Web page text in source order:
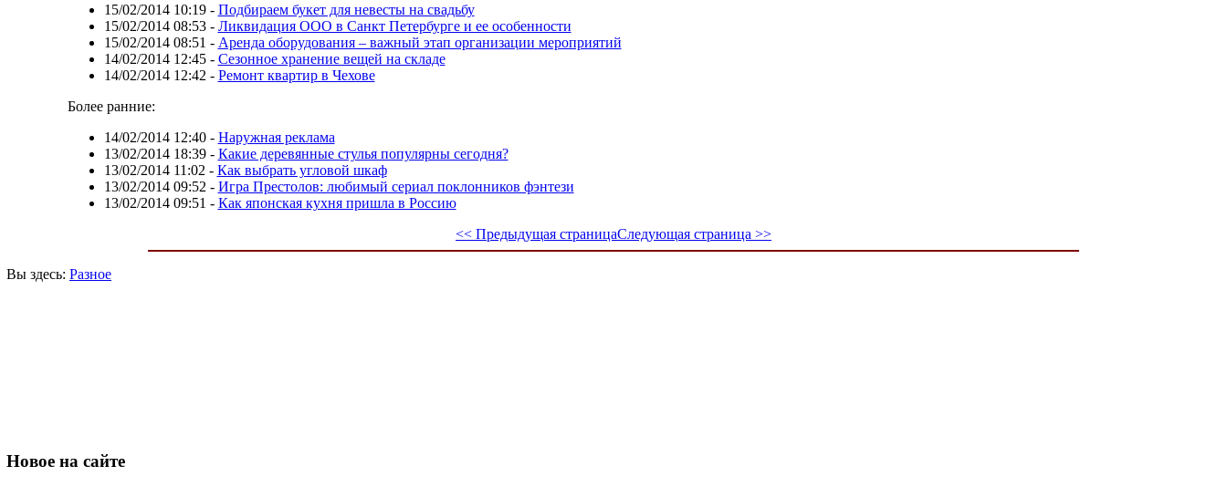
15/02/2014 10:19- Подбираем букет для невесты на свадьбу
15/02/2014 08:53- Ликвидация ООО в Санкт Петербурге и ее особенности
15/02/2014 08:51 - Аренда оборудования – важный этап организации мероприятий
14/02/2014 12:45- Сезонное хранение вещей на складе
14/02/2014 12:42 - Ремонт квартир в Чехове
Более ранние:
14/02/2014 12:40- Наружная реклама
13/02/2014 18:39- Какие деревянные стулья популярны сегодня?
13/02/2014 11:02 - Как выбрать угловой шкаф
13/02/2014 09:52 - Игра Престолов: любимый сериал поклонников фэнтези
13/02/2014 09:51 - Как японская кухня пришла в Россию
<< Предыдущая страницаСледующая страница >>
Вы здесь: Разное
Новое на сайте